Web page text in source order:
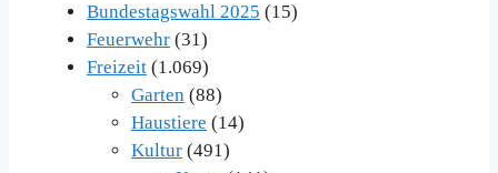
Bundestagswahl 2025 (15)
Feuerwehr (31)
Freizeit (1.069)
Garten (88)
Haustiere (14)
Kultur (491)